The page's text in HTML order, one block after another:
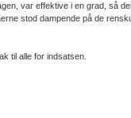
var effektive i en grad, så
stod dampende på de
til alle for indsatsen.